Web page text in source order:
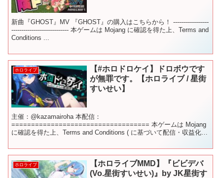
新曲『GHOST』MV 『GHOST』の購入はこちらから！ ------------------
----------------------------- 本ゲームは Mojang に確認を得た上、Terms and
Conditions ...
ホロライブ
【#ホロドロケイ】ドロボウです
が無罪です。【ホロライブ / 星街
すいせい】
主催：@kazamairoha 本配信：
=================================== 本ゲームは Mojang
に確認を得た上、Terms and Conditions ( に基づいて配信・収益化を
ホロライブ
【ホロライブMMD】『ビビデバ
(Vo.星街すいせい)』by JK星街す